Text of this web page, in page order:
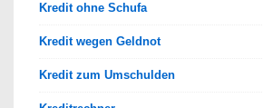
Kredit ohne Schufa
Kredit wegen Geldnot
Kredit zum Umschulden